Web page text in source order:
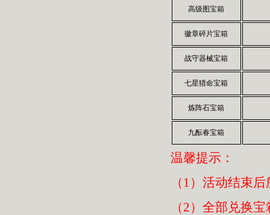
高级图宝箱
徽章碎片宝箱
战守器械宝箱
七星猎命宝箱
炼阵石宝箱
九酝春宝箱
温馨提示：
（1）活动结束
（2）全部兑换